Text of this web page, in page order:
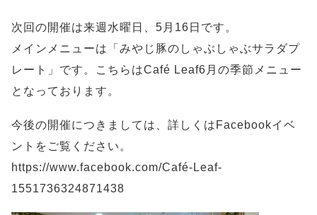
次回の開催は来週水曜日、5月16日です。
メインメニューは「みやじ豚のしゃぶしゃぶサラダプ
レート」です。こちらはCafé Leaf6月の季節メニュー
となっております。
今後の開催につきましては、詳しくはFacebookイベ
ントをご覧ください。
https://www.facebook.com/Café-Leaf-
1551736324871438